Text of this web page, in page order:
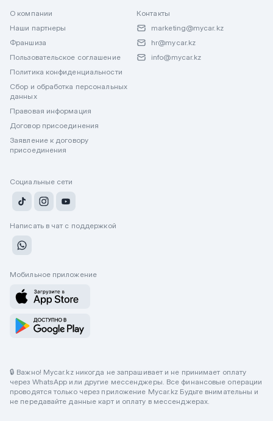
О компании
Наши партнеры
Франшиза
Пользовательское соглашение
Политика конфиденциальности
Сбор и обработка персональных
данных
Правовая информация
Договор присоединения
Заявление к договору
присоединения
Контакты
marketing@mycar.kz
hr@mycar.kz
info@mycar.kz
Социальные сети
Написать в чат с поддержкой
Мобильное приложение
🔒 Важно! Mycar.kz никогда не запрашивает и не принимает оплату
через WhatsApp или другие мессенджеры. Все финансовые операции
проводятся только через приложение Mycar.kz Будьте внимательны и
не передавайте данные карт и оплату в мессенджерах.